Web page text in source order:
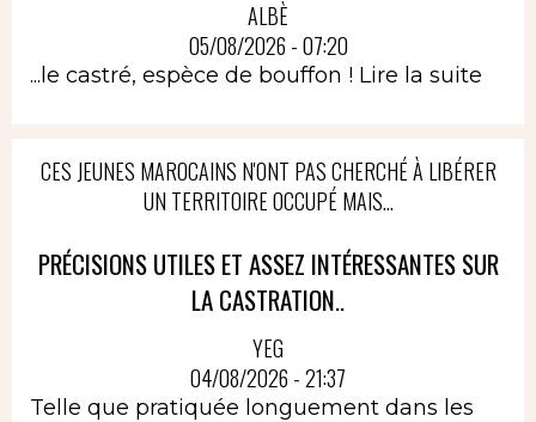
ALBÈ
05/08/2026 - 07:20
...le castré, espèce de bouffon ! Lire la suite
CES JEUNES MAROCAINS N'ONT PAS CHERCHÉ À LIBÉRER
UN TERRITOIRE OCCUPÉ MAIS...
PRÉCISIONS UTILES ET ASSEZ INTÉRESSANTES SUR
LA CASTRATION..
YEG
04/08/2026 - 21:37
Telle que pratiquée longuement dans les